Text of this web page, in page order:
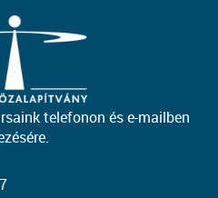
telefonon és e-mailben